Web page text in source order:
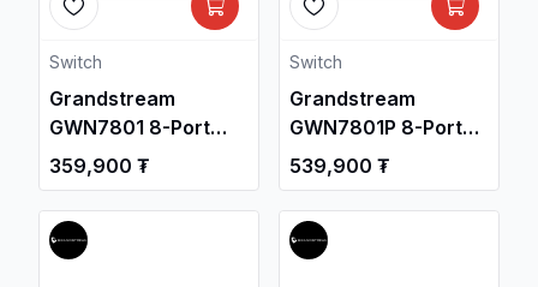
Switch
Grandstream
GWN7801 8-Port
Gigabit L2+
Managed Network
Switch / Свич
салаалагч ,
359,900 ₮
Switch
Grandstream
GWN7801P 8-Port
Gigabit L2+
Managed PoE
Network Switch /
Свич салаалагч ,
539,900 ₮